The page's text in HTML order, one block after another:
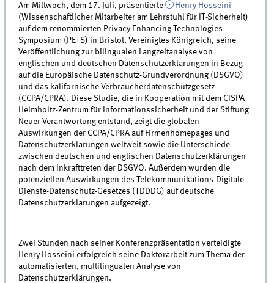
Am Mittwoch, dem 17. Juli, präsentierte
Henry Hosseini
(Wissenschaftlicher Mitarbeiter am Lehrstuhl für IT-Sicherheit)
auf dem renommierten Privacy Enhancing Technologies
Symposium (PETS) in Bristol, Vereinigtes Königreich, seine
Veröffentlichung zur bilingualen Langzeitanalyse von
englischen und deutschen Datenschutzerklärungen in Bezug
auf die Europäische Datenschutz-Grundverordnung (DSGVO)
und das kalifornische Verbraucherdatenschutzgesetz
(CCPA/CPRA). Diese Studie, die in Kooperation mit dem CISPA
Helmholtz-Zentrum für Informationssicherheit und der Stiftung
Neuer Verantwortung entstand, zeigt die globalen
Auswirkungen der CCPA/CPRA auf Firmenhomepages und
Datenschutzerklärungen weltweit sowie die Unterschiede
zwischen deutschen und englischen Datenschutzerklärungen
nach dem Inkrafttreten der DSGVO. Außerdem wurden die
potenziellen Auswirkungen des Telekommunikations-Digitale-
Dienste-Datenschutz-Gesetzes (TDDDG) auf deutsche
Datenschutzerklärungen aufgezeigt.
Zwei Stunden nach seiner Konferenzpräsentation verteidigte
Henry Hosseini erfolgreich seine Doktorarbeit zum Thema der
automatisierten, multilingualen Analyse von
Datenschutzerklärungen.